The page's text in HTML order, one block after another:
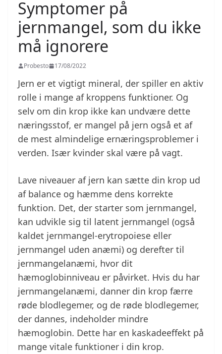
Symptomer på
jernmangel, som du ikke
må ignorere
Probesto 17/08/2022
Jern er et vigtigt mineral, der spiller en aktiv
rolle i mange af kroppens funktioner. Og
selv om din krop ikke kan undvære dette
næringsstof, er mangel på jern også et af
de mest almindelige ernæringsproblemer i
verden. Især kvinder skal være på vagt.
Lave niveauer af jern kan sætte din krop ud
af balance og hæmme dens korrekte
funktion. Det, der starter som jernmangel,
kan udvikle sig til latent jernmangel (også
kaldet jernmangel-erytropoiese eller
jernmangel uden anæmi) og derefter til
jernmangelanæmi, hvor dit
hæmoglobinniveau er påvirket. Hvis du har
jernmangelanæmi, danner din krop færre
røde blodlegemer, og de røde blodlegemer,
der dannes, indeholder mindre
hæmoglobin. Dette har en kaskadeeffekt på
mange vitale funktioner i din krop.